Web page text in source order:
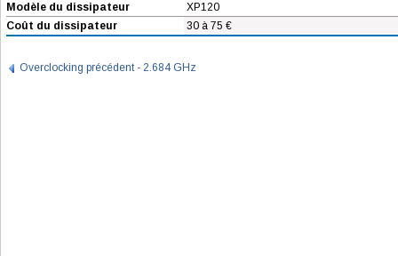
Modèle du dissipateur
XP120
Coût du dissipateur
30 à 75 €
Overclocking précédent - 2.684 GHz